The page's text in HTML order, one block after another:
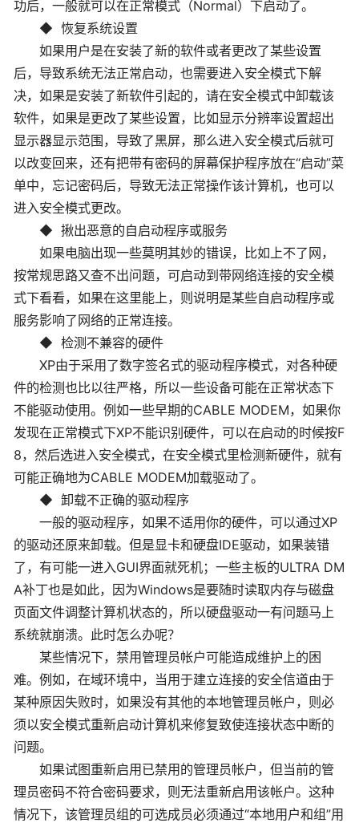
功后，一般就可以在正常模式（Normal）下启动了。
◆ 恢复系统设置
如果用户是在安装了新的软件或者更改了某些设置
后，导致系统无法正常启动，也需要进入安全模式下解
决，如果是安装了新软件引起的，请在安全模式中卸载该
软件，如果是更改了某些设置，比如显示分辨率设置超出
显示器显示范围，导致了黑屏，那么进入安全模式后就可
以改变回来，还有把带有密码的屏幕保护程序放在“启动”菜
单中，忘记密码后，导致无法正常操作该计算机，也可以
进入安全模式更改。
◆ 揪出恶意的自启动程序或服务
如果电脑出现一些莫明其妙的错误，比如上不了网，
按常规思路又查不出问题，可启动到带网络连接的安全模
式下看看，如果在这里能上，则说明是某些自启动程序或
服务影响了网络的正常连接。
◆ 检测不兼容的硬件
XP由于采用了数字签名式的驱动程序模式，对各种硬
件的检测也比以往严格，所以一些设备可能在正常状态下
不能驱动使用。例如一些早期的CABLE MODEM，如果你
发现在正常模式下XP不能识别硬件，可以在启动的时候按F
8，然后选进入安全模式，在安全模式里检测新硬件，就有
可能正确地为CABLE MODEM加载驱动了。
◆ 卸载不正确的驱动程序
一般的驱动程序，如果不适用你的硬件，可以通过XP
的驱动还原来卸载。但是显卡和硬盘IDE驱动，如果装错
了，有可能一进入GUI界面就死机；一些主板的ULTRA DM
A补丁也是如此，因为Windows是要随时读取内存与磁盘
页面文件调整计算机状态的，所以硬盘驱动一有问题马上
系统就崩溃。此时怎么办呢？
某些情况下，禁用管理员帐户可能造成维护上的困
难。例如，在域环境中，当用于建立连接的安全信道由于
某种原因失败时，如果没有其他的本地管理员帐户，则必
须以安全模式重新启动计算机来修复致使连接状态中断的
问题。
如果试图重新启用已禁用的管理员帐户，但当前的管
理员密码不符合密码要求，则无法重新启用该帐户。这种
情况下，该管理员组的可选成员必须通过“本地用户和组”用